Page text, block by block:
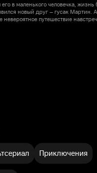
в маленького человечка,
новый друг – гусак Мартин.
невероятное путешествие
осуществить свою заветную
Приключения